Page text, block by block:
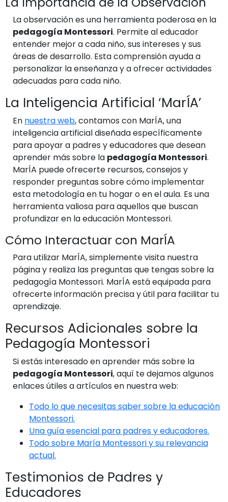
La observación es una herramienta poderosa en la
pedagogía Montessori. Permite al educador
entender mejor a cada niño, sus intereses y sus
áreas de desarrollo. Esta comprensión ayuda a
personalizar la enseñanza y a ofrecer actividades
adecuadas para cada niño.
La Inteligencia Artificial ‘MarÍA’
En nuestra web, contamos con MarÍA, una
inteligencia artificial diseñada específicamente
para apoyar a padres y educadores que desean
aprender más sobre la pedagogía Montessori.
MarÍA puede ofrecerte recursos, consejos y
responder preguntas sobre cómo implementar
esta metodología en tu hogar o en el aula. Es una
herramienta valiosa para aquellos que buscan
profundizar en la educación Montessori.
Cómo Interactuar con MarÍA
Para utilizar MarÍA, simplemente visita nuestra
página y realiza las preguntas que tengas sobre la
pedagogía Montessori. MarÍA está equipada para
ofrecerte información precisa y útil para facilitar tu
aprendizaje.
Recursos Adicionales sobre la
Pedagogía Montessori
Si estás interesado en aprender más sobre la
pedagogía Montessori, aquí te dejamos algunos
enlaces útiles a artículos en nuestra web:
Todo lo que necesitas saber sobre la educación
Montessori.
Una guía esencial para padres y educadores.
Todo sobre María Montessori y su relevancia
actual.
Testimonios de Padres y
Educadores